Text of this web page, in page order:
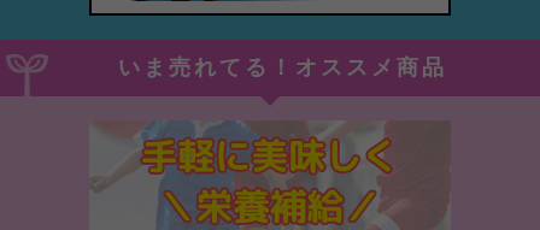
いま売れてる！オススメ商品